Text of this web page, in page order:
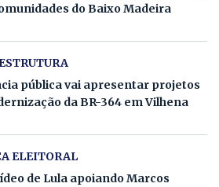
do Baixo Madeira
pública vai apresentar projetos
da BR-364 em Vilhena
ELEITORAL
de Lula apoiando Marcos